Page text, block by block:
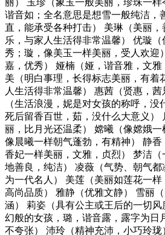
丽） 玉珍（象玉一般美丽，珍珠一样
谐音如；全名意思是想雪一般纯洁，
直，能承受各种打击） 美琳（美丽
乐，与家人生活得非常温馨） 优璇
秀；璇，像美玉一样美丽，受人欢迎
嘉，优秀） 娅楠（娅，谐音雅，文
美（明白事理，长得标志美丽，有着
人生活得非常温馨） 惠茜（贤惠，
（生活浪漫，妮是对女孩的称呼，没
死后留香百世，茹，没什么大意义）
丽，比月光还温柔） 嫦曦（像嫦娥一
像晨曦一样朝气蓬勃，有精神） 静
香妃一样美丽，文雅，贞烈） 梦洁
地善良，纯洁） 凌薇（气势、朝气
为一代名人） 美莲（美丽如莲花一
高尚品质） 雅静（优雅文静） 雪丽
涵） 莉姿（具有公主或王后的一切
幻般的女孩，璐，谐音露，露字为日
不夸张） 沛玲（精神充沛，小巧玲